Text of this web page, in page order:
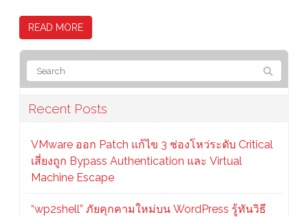
READ MORE
Recent Posts
VMware ออก Patch แก้ไข 3 ช่องโหว่ระดับ Critical
เสี่ยงถูก Bypass Authentication และ Virtual
Machine Escape
“wp2shell” ภัยคุกคามใหม่บน WordPress รู้ทันวิธี